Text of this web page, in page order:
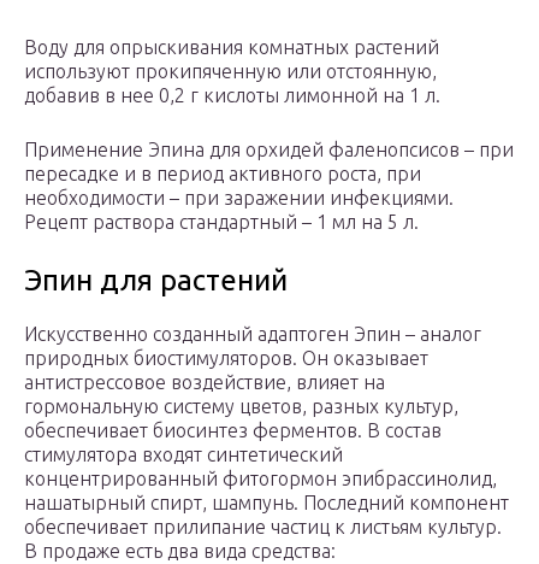
Воду для опрыскивания комнатных растений
используют прокипяченную или отстоянную,
добавив в нее 0,2 г кислоты лимонной на 1 л.
Применение Эпина для орхидей фаленопсисов – при
пересадке и в период активного роста, при
необходимости – при заражении инфекциями.
Рецепт раствора стандартный – 1 мл на 5 л.
Эпин для растений
Искусственно созданный адаптоген Эпин – аналог
природных биостимуляторов. Он оказывает
антистрессовое воздействие, влияет на
гормональную систему цветов, разных культур,
обеспечивает биосинтез ферментов. В состав
стимулятора входят синтетический
концентрированный фитогормон эпибрассинолид,
нашатырный спирт, шампунь. Последний компонент
обеспечивает прилипание частиц к листьям культур.
В продаже есть два вида средства: